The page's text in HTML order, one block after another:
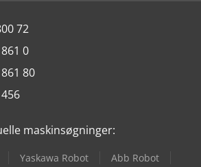
72
0
80
maskinsøgninger:
Yaskawa Robot
Abb Robot